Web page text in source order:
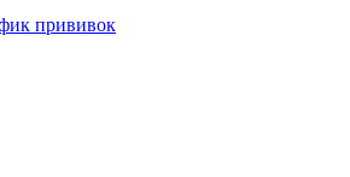
прививок